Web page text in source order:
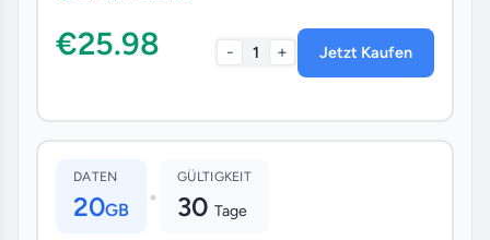
€25.98 - 1 + Jetzt Kaufen
DATEN
20GB •
GÜLTIGKEIT
30 Tage